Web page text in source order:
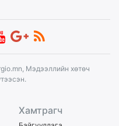
Мэдээллийн хөтөч
Хамтрагч